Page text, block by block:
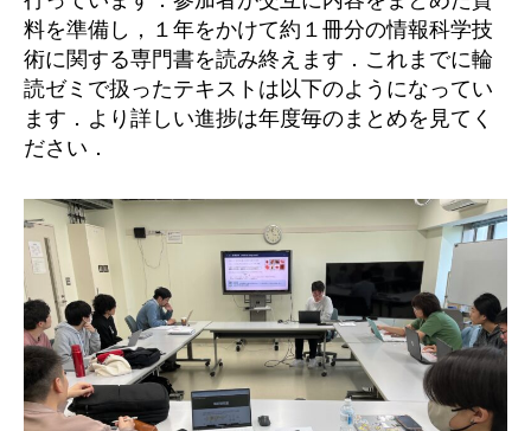
料を準備し，１年をかけて約１冊分の情報科学技
術に関する専門書を読み終えます．これまでに輪
読ゼミで扱ったテキストは以下のようになってい
ます．より詳しい進捗は年度毎のまとめを見てく
ださい．